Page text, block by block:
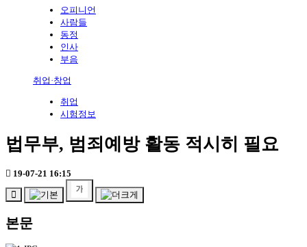
오피니언
사람들
동정
인사
부음
취업·창업
취업
시험정보
법무부, 범죄예방 활동 적시히 필요
19-07-21 16:15
본문